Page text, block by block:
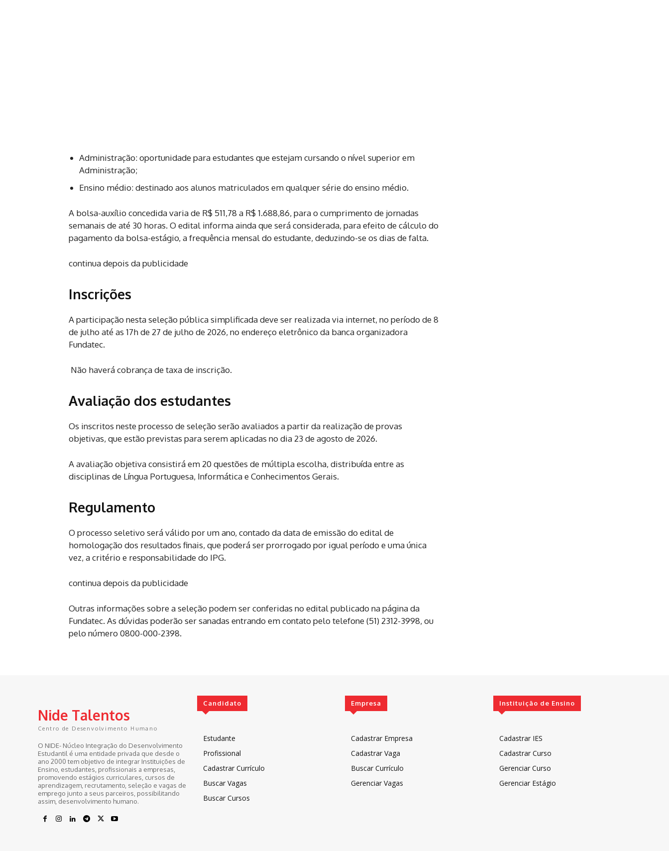
Administração: oportunidade para estudantes que estejam cursando o nível superior em
Administração;
Ensino médio: destinado aos alunos matriculados em qualquer série do ensino médio.
A bolsa-auxílio concedida varia de R$ 511,78 a R$ 1.688,86, para o cumprimento de jornadas
semanais de até 30 horas. O edital informa ainda que será considerada, para efeito de cálculo do
pagamento da bolsa-estágio, a frequência mensal do estudante, deduzindo-se os dias de falta.
continua depois da publicidade
Inscrições
A participação nesta seleção pública simplificada deve ser realizada via internet, no período de 8
de julho até as 17h de 27 de julho de 2026, no endereço eletrônico da banca organizadora
Fundatec.
Não haverá cobrança de taxa de inscrição.
Avaliação dos estudantes
Os inscritos neste processo de seleção serão avaliados a partir da realização de provas
objetivas, que estão previstas para serem aplicadas no dia 23 de agosto de 2026.
A avaliação objetiva consistirá em 20 questões de múltipla escolha, distribuída entre as
disciplinas de Língua Portuguesa, Informática e Conhecimentos Gerais.
Regulamento
O processo seletivo será válido por um ano, contado da data de emissão do edital de
homologação dos resultados finais, que poderá ser prorrogado por igual período e uma única
vez, a critério e responsabilidade do IPG.
continua depois da publicidade
Outras informações sobre a seleção podem ser conferidas no edital publicado na página da
Fundatec. As dúvidas poderão ser sanadas entrando em contato pelo telefone (51) 2312-3998, ou
pelo número 0800-000-2398.
Nide Talentos
Centro de Desenvolvimento Humano
O NIDE- Núcleo Integração do Desenvolvimento
Estudantil é uma entidade privada que desde o
ano 2000 tem objetivo de integrar Instituições de
Ensino, estudantes, profissionais a empresas,
promovendo estágios curriculares, cursos de
aprendizagem, recrutamento, seleção e vagas de
emprego junto a seus parceiros, possibilitando
assim, desenvolvimento humano.
Candidato
Estudante
Profissional
Cadastrar Currículo
Buscar Vagas
Buscar Cursos
Empresa
Cadastrar Empresa
Cadastrar Vaga
Buscar Currículo
Gerenciar Vagas
Instituição de Ensino
Cadastrar IES
Cadastrar Curso
Gerenciar Curso
Gerenciar Estágio